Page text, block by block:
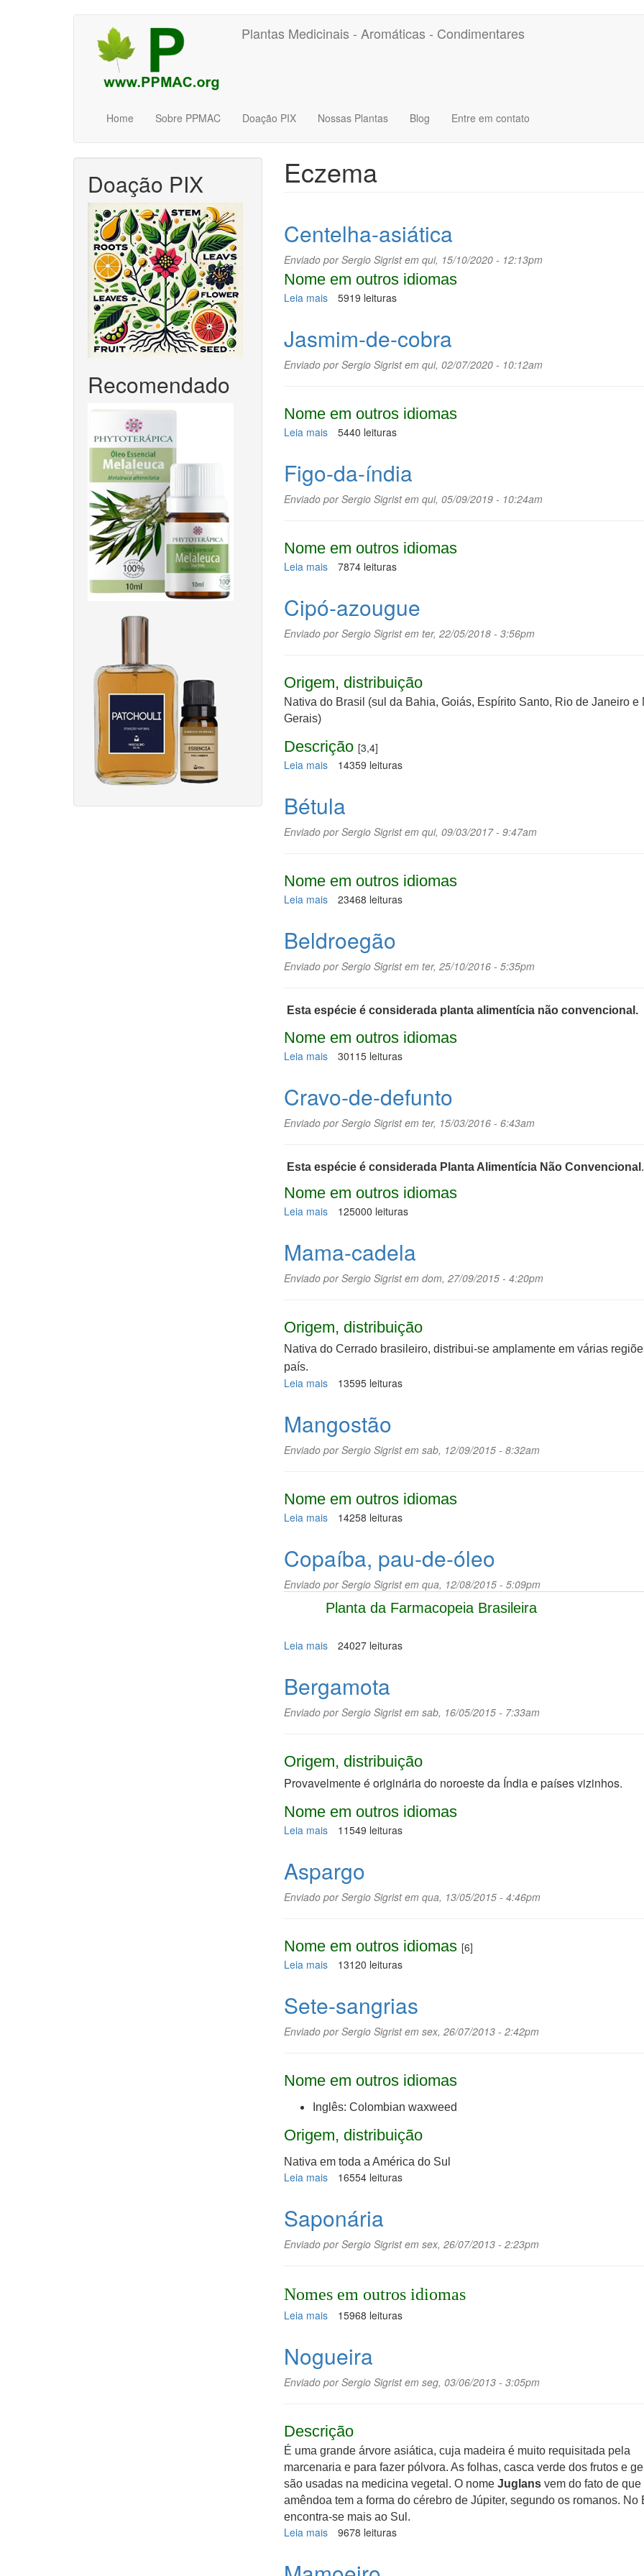
Plantas Medicinais - Aromáticas - Condimentares
Home Sobre PPMAC Doação PIX Nossas Plantas Blog Entre em contato
Doação PIX
Recomendado
Eczema
Centelha-asiática
Enviado porSergio Sigristem qui, 15/10/2020 - 12:13pm
Nome em outros idiomas
Leia maissobre
5919 leituras
Jasmim-de-cobra
Enviado porSergio Sigristem qui, 02/07/2020 - 10:12am
Nome em outros idiomas
Leia maissobre
cobra
5440 leituras
Figo-da-índia
Enviado porSergio Sigristem qui, 05/09/2019 - 10:24am
Nome em outros idiomas
Leia maissobre
índia
7874 leituras
Cipó-azougue
Enviado porSergio Sigristem ter, 22/05/2018 - 3:56pm
Origem, distribuição
Nativa do Brasil (sul da Bahia, Goiás, Espírito Santo, Rio de Janeiro e
Gerais)
Descrição [3,4]
Leia maissobre
14359 leituras
Bétula
Enviado porSergio Sigristem qui, 09/03/2017 - 9:47am
Nome em outros idiomas
Leia maissobre
23468 leituras
Beldroegão
Enviado porSergio Sigristem ter, 25/10/2016 - 5:35pm
Esta espécie é considerada planta alimentícia não convencional.
Nome em outros idiomas
Leia maissobre
30115 leituras
Cravo-de-defunto
Enviado porSergio Sigristem ter, 15/03/2016 - 6:43am
Esta espécie é considerada Planta Alimentícia Não Convencional .
Nome em outros idiomas
Leia maissobre
defunto
125000 leituras
Mama-cadela
Enviado porSergio Sigristem dom, 27/09/2015 - 4:20pm
Origem, distribuição
Nativa do Cerrado brasileiro, distribui-se amplamente em várias
país.
Leia maissobre
13595 leituras
Mangostão
Enviado porSergio Sigristem sab, 12/09/2015 - 8:32am
Nome em outros idiomas
Leia maissobre
14258 leituras
Copaíba, pau-de-óleo
Enviado porSergio Sigristem qua, 12/08/2015 - 5:09pm
Planta da Farmacopeia Brasileira
Leia maissobre
de-
24027 leituras
Bergamota
Enviado porSergio Sigristem sab, 16/05/2015 - 7:33am
Origem, distribuição
Provavelmente é originária do noroeste da Índia e países vizinhos.
Nome em outros idiomas
Leia maissobre
11549 leituras
Aspargo
Enviado porSergio Sigristem qua, 13/05/2015 - 4:46pm
Nome em outros idiomas [6]
Leia maissobre
13120 leituras
Sete-sangrias
Enviado porSergio Sigristem sex, 26/07/2013 - 2:42pm
Nome em outros idiomas
Inglês: Colombian waxweed
Origem, distribuição
Nativa em toda a América do Sul
Leia maissobre
16554 leituras
Saponária
Enviado porSergio Sigristem sex, 26/07/2013 - 2:23pm
Nomes em outros idiomas
Leia maissobre
15968 leituras
Nogueira
Enviado porSergio Sigristem seg, 03/06/2013 - 3:05pm
Descrição
É uma grande árvore asiática, cuja madeira é muito requisitada pela
marcenaria e para fazer pólvora. As folhas, casca verde dos frutos e
são usadas na medicina vegetal. O nome Juglansvem do fato de que
amêndoa tem a forma do cérebro de Júpiter, segundo os romanos. No
encontra-se mais ao Sul.
Leia maissobre
9678 leituras